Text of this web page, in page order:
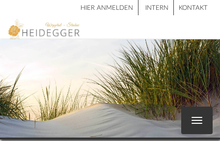
HIER ANMELDEN INTERN KONTAKT
Toggle